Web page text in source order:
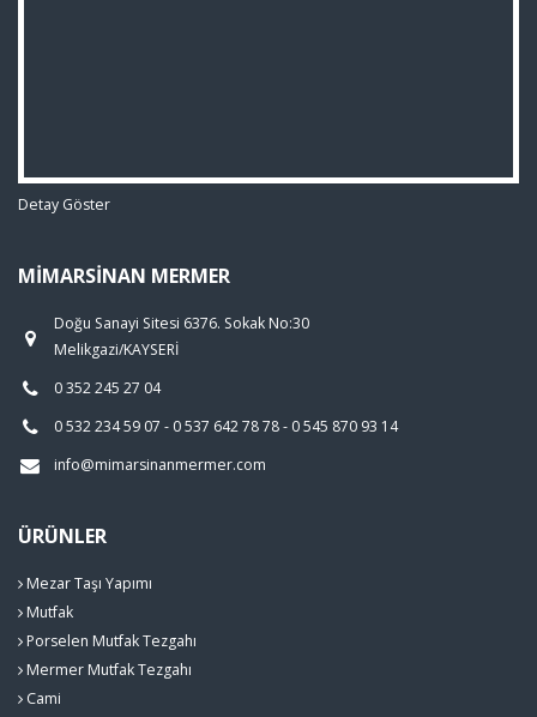
Detay Göster
MIMARSINAN MERMER
Doğu Sanayi Sitesi 6376. Sokak No:30
Melikgazi/KAYSERİ
0 352 245 27 04
0 532 234 59 07 - 0 537 642 78 78 - 0 545 870 93 14
info@mimarsinanmermer.com
ÜRÜNLER
Mezar Taşı Yapımı
Mutfak
Porselen Mutfak Tezgahı
Mermer Mutfak Tezgahı
Cami